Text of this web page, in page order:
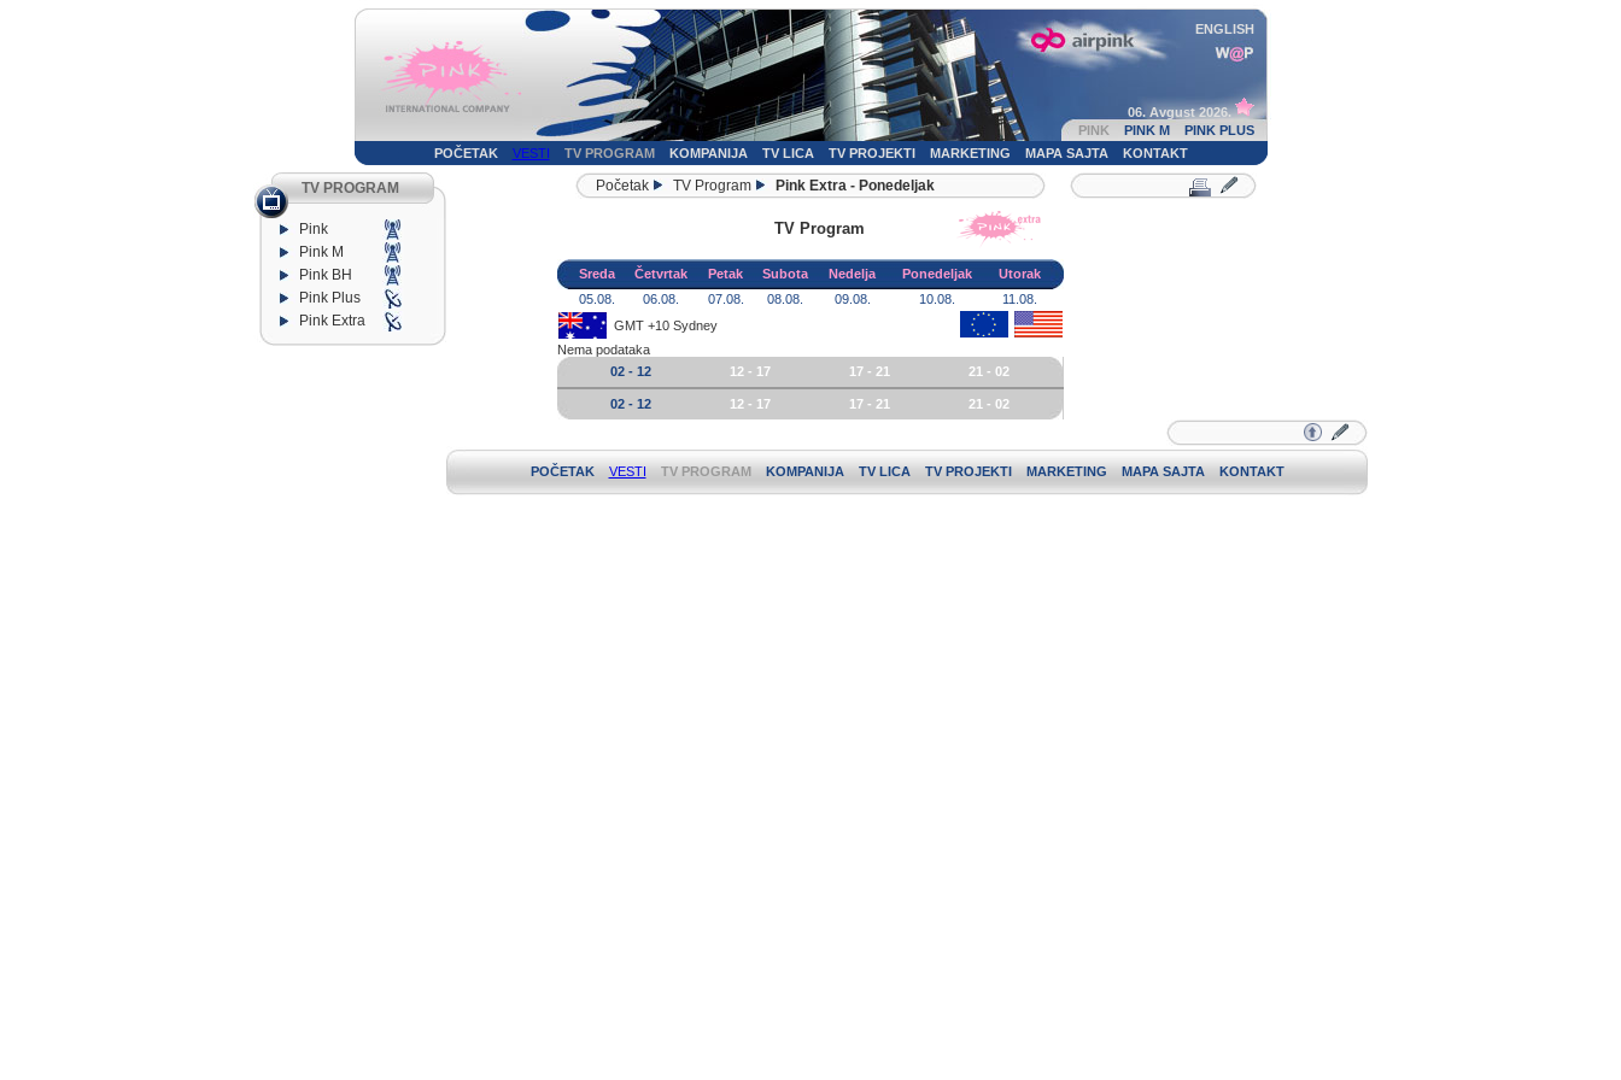
ENGLISH
06. Avgust 2026.
PINK
PINK M
PINK PLUS
POČETAK
VESTI TV PROGRAM KOMPANIJA TV LICA TV PROJEKTI MARKETING MAPA SAJTA KONTAKT
TV PROGRAM
Pink
Pink M
Pink BH
Pink Plus
Pink Extra
Početak TV Program Pink Extra - Ponedeljak
TV Program
Sreda Četvrtak Petak Subota Nedelja Ponedeljak
Utorak
05.08.
06.08. 07.08. 08.08. 09.08. 10.08.
11.08.
GMT +10 Sydney
Nema podataka
02 - 12
12 - 17 17 - 21 21 - 02
02 - 12 12 - 17 17 - 21 21 - 02
POČETAK VESTI TV PROGRAM KOMPANIJA TV LICA TV PROJEKTI MARKETING MAPA SAJTA KONTAKT